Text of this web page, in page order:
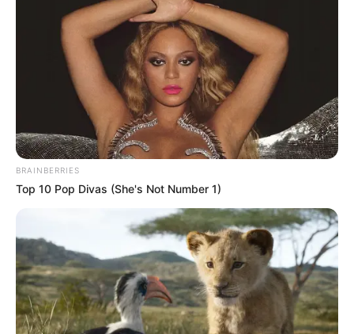
BRAINBERRIES
Top 10 Pop Divas (She's Not Number 1)